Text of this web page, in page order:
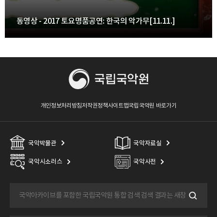
동영상 - 2017 토요명품공연: 한국의 악가무[11.11.]
개인정보처리방침저작권정책사이트맵국립국악원 바로가기
국악박물관 국악자료실
국악시소러스 국악사전